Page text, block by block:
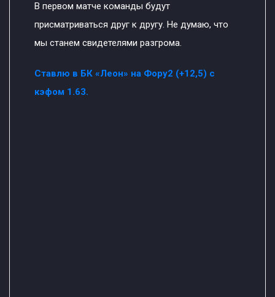
В первом матче команды будут
присматриваться друг к другу. Не думаю, что
мы станем свидетелями разгрома.
Ставлю в БК «Леон» на Фору2 (+12,5) с
кэфом 1.63.